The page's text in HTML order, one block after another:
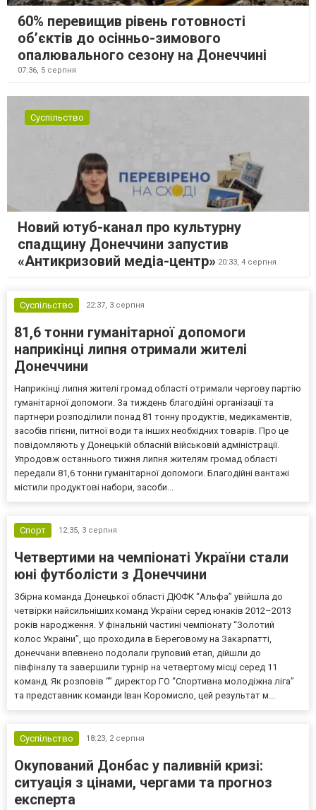
60% перевищив рівень готовності
об’єктів до осінньо-зимового
опалювального сезону на Донеччині
07:36, 5 серпня
Суспільство
Новий ютуб-канал про культурну
спадщину Донеччини запустив
«Антикризовий медіа-центр» 20:33, 4 серпня
Суспільство 22:37, 3 серпня
81,6 тонни гуманітарної допомоги
наприкінці липня отримали жителі
Донеччини
Наприкінці липня жителі громад області отримали чергову партію
гуманітарної допомоги. За тиждень благодійні організації та
партнери розподілили понад 81 тонну продуктів, медикаментів,
засобів гігієни, питної води та інших необхідних товарів. Про це
повідомляють у Донецькій обласній військовій адміністрації.
Упродовж останнього тижня липня жителям громад області
передали 81,6 тонни гуманітарної допомоги. Благодійні вантажі
містили продуктові набори, засоби...
Спорт 12:35, 3 серпня
Четвертими на чемпіонаті України стали
юні футболісти з Донеччини
Збірна команда Донецької області ДЮФК “Альфа” увійшла до
четвірки найсильніших команд України серед юнаків 2012–2013
років народження. У фінальній частині чемпіонату “Золотий
колос України”, що проходила в Береговому на Закарпатті,
донеччани впевнено подолали груповий етап, дійшли до
півфіналу та завершили турнір на четвертому місці серед 11
команд. Як розповів “” директор ГО “Спортивна молодіжна ліга”
та представник команди Іван Коромисло, цей результат м...
Суспільство 18:23, 2 серпня
Окупований Донбас у паливній кризі:
ситуація з цінами, чергами та прогноз
експерта